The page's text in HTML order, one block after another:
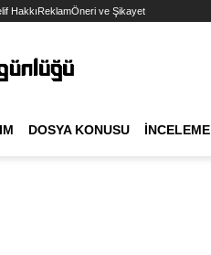
HakkıReklamÖneri ve Şikayet
DOSYA KONUSU İNCELEME